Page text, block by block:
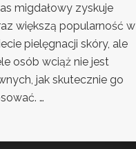
migdałowy zyskuje
większą popularność w
pielęgnacji skóry, ale
osób wciąż nie jest
jak skutecznie go
…